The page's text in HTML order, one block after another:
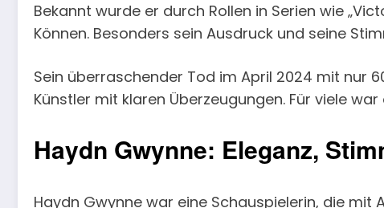
Bekannt wurde er durch Rollen in Serien wie
Können. Besonders sein Ausdruck und seine
Sein überraschender Tod im April 2024 mit nur
Künstler mit klaren Überzeugungen. Für viele
Haydn Gwynne: Eleganz,
Haydn Gwynne war eine Schauspielerin, die mit